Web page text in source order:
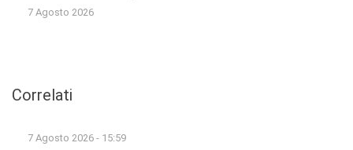
7 Agosto 2026
Correlati
7 Agosto 2026 - 15:59